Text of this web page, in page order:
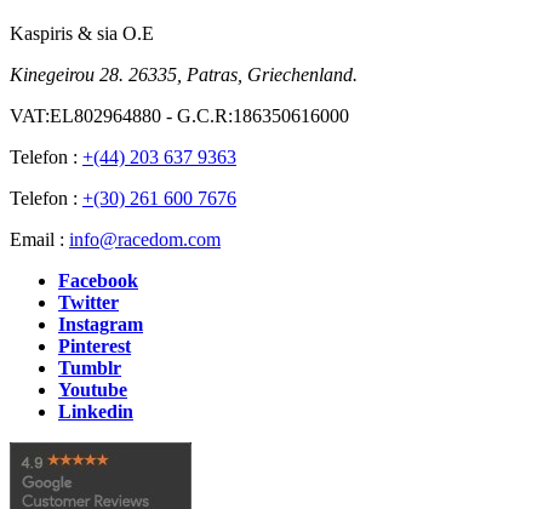
Kaspiris & sia O.E
Kinegeirou 28. 26335, Patras, Griechenland.
VAT:EL802964880 - G.C.R:186350616000
Telefon : +(44) 203 637 9363
Telefon : +(30) 261 600 7676
Email : info@racedom.com
Facebook
Twitter
Instagram
Pinterest
Tumblr
Youtube
Linkedin